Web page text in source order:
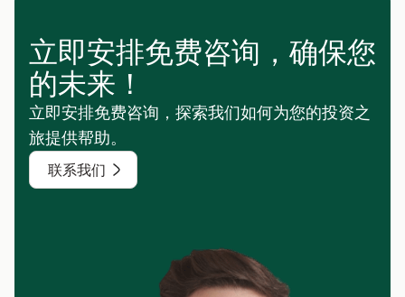
立即安排免费咨询，确保您
的未来！
立即安排免费咨询，探索我们如何为您的投资之
旅提供帮助。
联系我们